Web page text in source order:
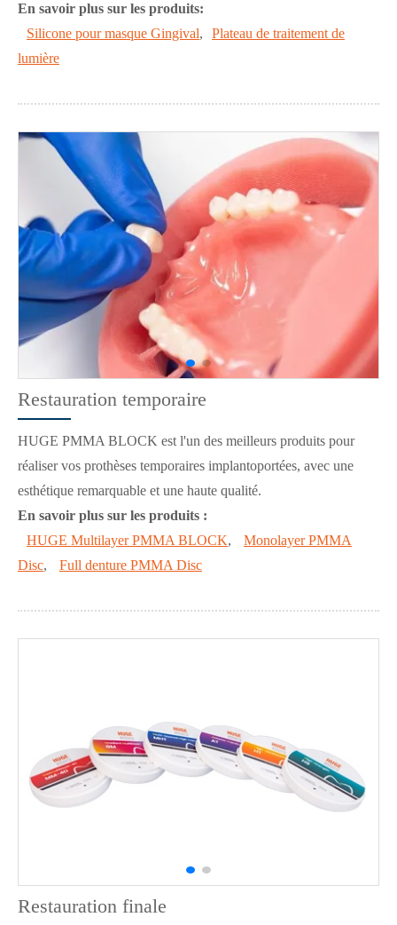
En savoir plus sur les produits:
Silicone pour masque Gingival,
Plateau de traitement de
lumière
Restauration temporaire
HUGE PMMA BLOCK est l'un des meilleurs produits pour
réaliser vos prothèses temporaires implantoportées, avec une
esthétique remarquable et une haute qualité.
En savoir plus sur les produits :
HUGE Multilayer PMMA BLOCK,
Monolayer PMMA
Disc, Full denture PMMA Disc
Restauration finale